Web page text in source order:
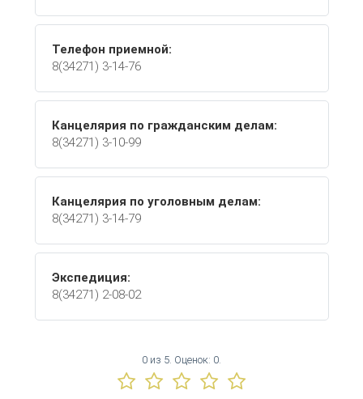
Телефон приемной:
8(34271) 3-14-76
Канцелярия по гражданским делам:
8(34271) 3-10-99
Канцелярия по уголовным делам:
8(34271) 3-14-79
Экспедиция:
8(34271) 2-08-02
0 из 5. Оценок: 0